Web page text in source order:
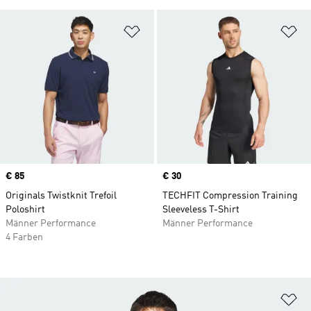
Zur Wunschliste hinzufügen
Price
€ 85
Originals Twistknit Trefoil
Poloshirt
Männer Performance
4 Farben
Price
€ 30
TECHFIT Compression Training
Sleeveless T-Shirt
Männer Performance